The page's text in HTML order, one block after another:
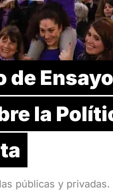
de Ensayo
la
públicas y